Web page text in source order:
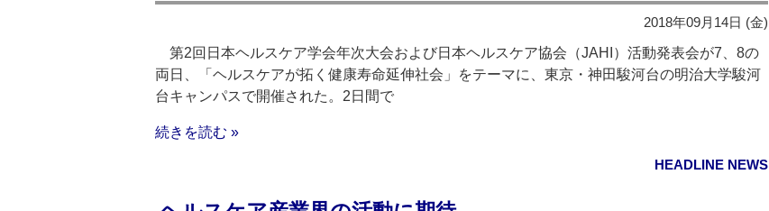
2018年09月14日 (金)
第2回日本ヘルスケア学会年次大会および日本ヘルスケア協会（JAHI）活動発表会が7、8の
両日、「ヘルスケアが拓く健康寿命延伸社会」をテーマに、東京・神田駿河台の明治大学駿河
台キャンパスで開催された。2日間で
続きを読む »
HEADLINE NEWS